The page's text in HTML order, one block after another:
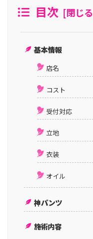
目次
基本情報
店名
コスト
受付対応
立地
衣装
オイル
神パンツ
施術内容